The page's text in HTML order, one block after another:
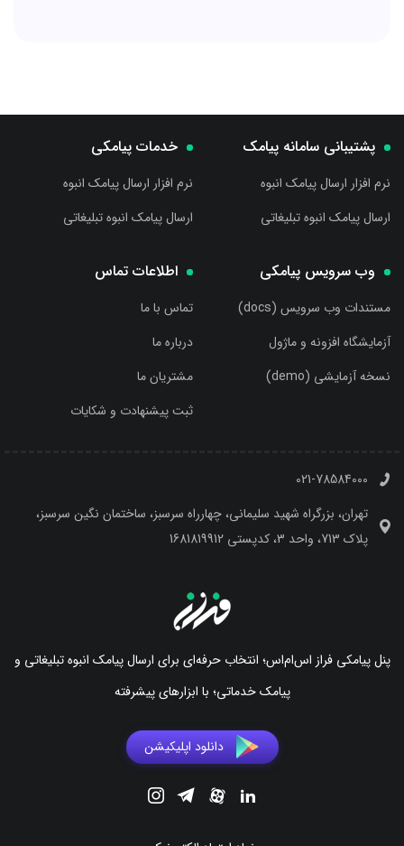
پشتیبانی سامانه پیامک
نرم افزار ارسال پیامک انبوه
ارسال پیامک انبوه تبلیغاتی
خدمات پیامکی
نرم افزار ارسال پیامک انبوه
ارسال پیامک انبوه تبلیغاتی
وب سرویس پیامکی
مستندات وب سرویس (docs)
آزمایشگاه افزونه و ماژول
نسخه آزمایشی (demo)
اطلاعات تماس
تماس با ما
درباره ما
مشتریان ما
ثبت پیشنهادت و شکایات
021-78584000
تهران، بزرگراه شهید سلیمانی، چهارراه سرسبز، ساختمان نگین سرسبز،
پلاک 713، واحد 3، کدپستی 1681819912
پنل پیامکی فراز اس‌ام‌اس؛ انتخاب حرفه‌ای برای ارسال پیامک انبوه تبلیغاتی و
پیامک خدماتی؛ با ابزارهای پیشرفته
دانلود اپلیکیشن